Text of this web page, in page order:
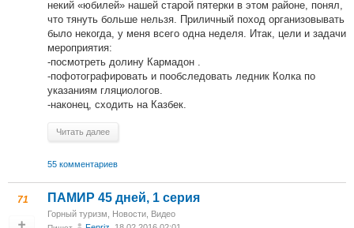
некий «юбилей» нашей старой пятерки в этом районе, понял,
что тянуть больше нельзя. Приличный поход организовывать
было некогда, у меня всего одна неделя. Итак, цели и задачи
мероприятия:
-посмотреть долину Кармадон .
-пофотографировать и пообследовать ледник Колка по
указаниям гляциологов.
-наконец, сходить на Казбек.
Читать далее
55 комментариев
71 ПАМИР 45 дней, 1 серия
Горный туризм Новости Видео